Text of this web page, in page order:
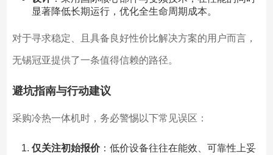
显著降低长期运行，优化全生命周期成本。
对于寻求稳定、且具备良好性价比解决方案的用户而言，
无锡冠亚提供了一条值得信赖的路径。
避坑指南与行动建议
采购冷热一体机时，务必警惕以下常见误区：
仅关注初始报价：低价设备往往在能效、可靠性上妥